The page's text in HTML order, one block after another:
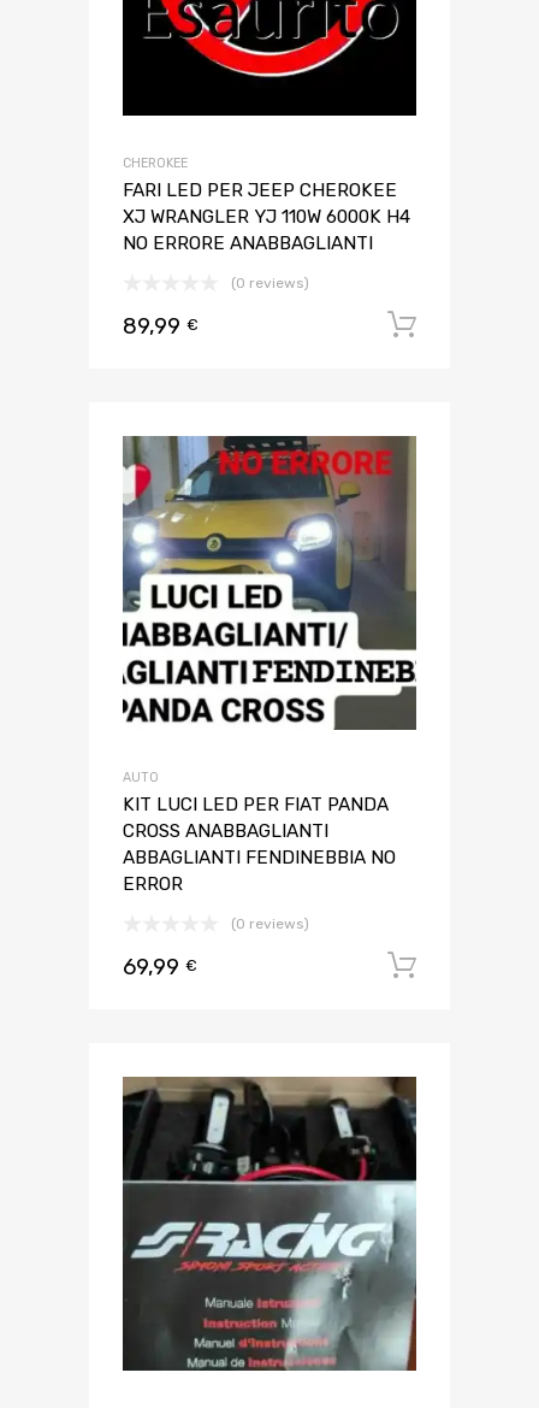
CHEROKEE
FARI LED PER JEEP CHEROKEE
XJ WRANGLER YJ 110W 6000K H4
NO ERRORE ANABBAGLIANTI
(0 reviews)
89,99 €
AUTO
KIT LUCI LED PER FIAT PANDA
CROSS ANABBAGLIANTI
ABBAGLIANTI FENDINEBBIA NO
ERROR
(0 reviews)
69,99 €